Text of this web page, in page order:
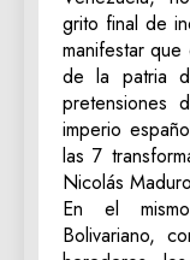
grito final de
manifestar
de la patria
pretensiones
imperio
las 7
Nicolás
En el
Bolivariano,